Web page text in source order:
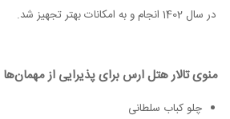
در سال 1402 انجام و به امکانات بهتر تجهیز شد.
منوی تالار هتل ارس برای پذیرایی از مهمان‌ها
چلو کباب سلطانی